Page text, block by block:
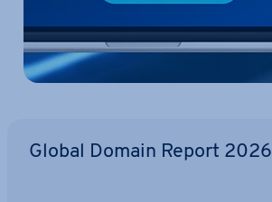
Global Domain Report 2026